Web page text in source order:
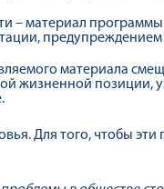
– материал
материала
жизненной позиции,
Для того, чтобы